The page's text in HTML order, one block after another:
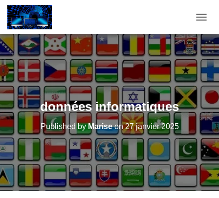
données informatiques
Published byMariseon27 janvier 2025